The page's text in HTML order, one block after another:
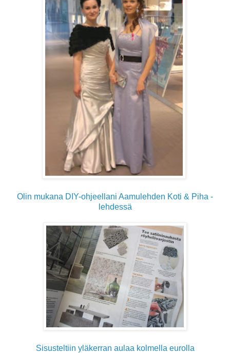
Olin mukana DIY-ohjeellani Aamulehden Koti & Piha -
lehdessä
Sisusteltiin yläkerran aulaa kolmella eurolla